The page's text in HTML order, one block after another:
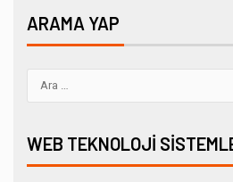
ARAMA YAP
WEB TEKNOLOJI